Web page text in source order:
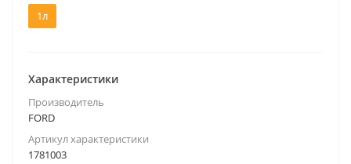
1л
Характеристики
Производитель
FORD
Артикул характеристики
1781003